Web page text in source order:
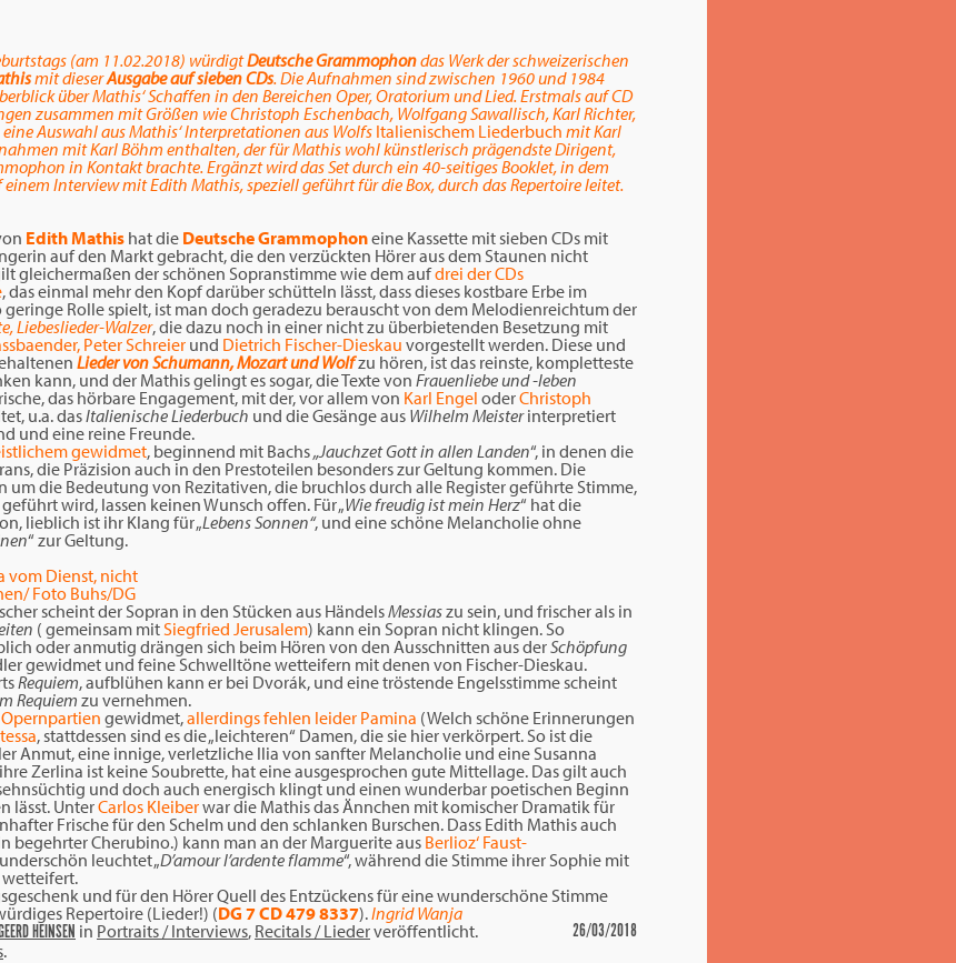
(am 11.02.2018) würdigtDeutsche Grammophondas Werk der schweizerischen
mit dieserAusgabe auf sieben CDs. Die Aufnahmen sind zwischen 1960 und 1984
über Mathis‘ Schaffen in den Bereichen Oper, Oratorium und Lied. Erstmals auf CD
zusammen mit Größen wie Christoph Eschenbach, Wolfgang Sawallisch, Karl Richter,
Auswahl aus Mathis‘ Interpretationen aus Wolfs Italienischem Liederbuch mit Karl
mit Karl Böhm enthalten, der für Mathis wohl künstlerisch prägendste Dirigent,
in Kontakt brachte. Ergänzt wird das Set durch ein 40-seitiges Booklet, in dem
Interview mit Edith Mathis, speziell geführt für die Box, durch das Repertoire leitet.
Edith Mathis hat die Deutsche Grammophoneine Kassette mit sieben CDs mit
auf den Markt gebracht, die den verzückten Hörer aus dem Staunen nicht
gleichermaßen der schönen Sopranstimme wie dem aufdrei der CDs
, das einmal mehr den Kopf darüber schütteln lässt, dass dieses kostbare Erbe im
Rolle spielt, ist man doch geradezu berauscht von dem Melodienreichtum der
Liebeslieder-Walzer, die dazu noch in einer nicht zu überbietenden Besetzung mit
Peter Schreierund Dietrich Fischer-Dieskau vorgestellt werden. Diese und
Lieder von Schumann, Mozart und Wolfzu hören, ist das reinste, kompletteste
kann, und der Mathis gelingt es sogar, die Texte von Frauenliebe und -leben
das hörbare Engagement, mit der, vor allem von Karl Engel oderChristoph
u.a. dasItalienische Liederbuch und die Gesänge aus Wilhelm Meisterinterpretiert
und eine reine Freunde.
gewidmet, beginnend mit Bachs„Jauchzet Gott in allen Landen“, in denen die
die Präzision auch in den Prestoteilen besonders zur Geltung kommen. Die
um die Bedeutung von Rezitativen, die bruchlos durch alle Register geführte Stimme,
wird, lassen keinen Wunsch offen. Für „Wie freudig ist mein Herz“ hat die
lieblich ist ihr Klang für „Lebens Sonnen“, und eine schöne Melancholie ohne
“ zur Geltung.
vom Dienst, nicht
Foto Buhs/DG
scheint der Sopran in den Stücken aus HändelsMessiaszu sein, und frischer als in
( gemeinsam mitSiegfried Jerusalem) kann ein Sopran nicht klingen. So
oder anmutig drängen sich beim Hören von den Ausschnitten aus derSchöpfung
gewidmet und feine Schwelltöne wetteifern mit denen von Fischer-Dieskau.
Requiem, aufblühen kann er bei Dvorák, und eine tröstende Engelsstimme scheint
Requiem zu vernehmen.
gewidmet,allerdings fehlen leider Pamina (Welch schöne Erinnerungen
, stattdessen sind es die „leichteren“ Damen, die sie hier verkörpert. So ist die
Anmut, eine innige, verletzliche Ilia von sanfter Melancholie und eine Susanna
Zerlina ist keine Soubrette, hat eine ausgesprochen gute Mittellage. Das gilt auch
und doch auch energisch klingt und einen wunderbar poetischen Beginn
lässt. UnterCarlos Kleiberwar die Mathis das Ännchen mit komischer Dramatik für
Frische für den Schelm und den schlanken Burschen. Dass Edith Mathis auch
begehrter Cherubino.) kann man an der Marguerite aus Berlioz‘ Faust-
leuchtet „D’amour l’ardente flamme“, während die Stimme ihrer Sophie mit
wetteifert.
und für den Hörer Quell des Entzückens für eine wunderschöne Stimme
Repertoire (Lieder!) (DG 7 CD 479 8337).Ingrid Wanja
26/03/2018
HEINSEN in Portraits / Interviews, Recitals / Liederveröffentlicht.
.